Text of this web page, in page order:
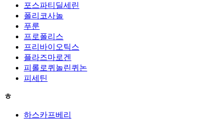
포스파티딜세린
폴리코사놀
푸룬
프로폴리스
프리바이오틱스
플라즈마로겐
피롤로퀴놀린퀴논
피세틴
ㅎ
하스카프베리